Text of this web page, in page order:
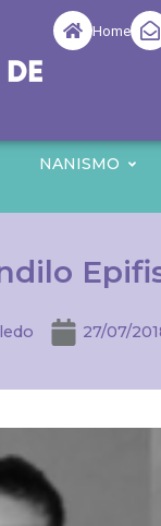
Home
NANISMO
27/07/